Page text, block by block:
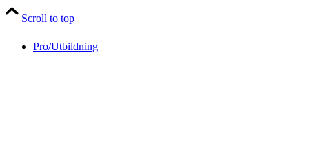
Pro/Utbildning
Scroll to top